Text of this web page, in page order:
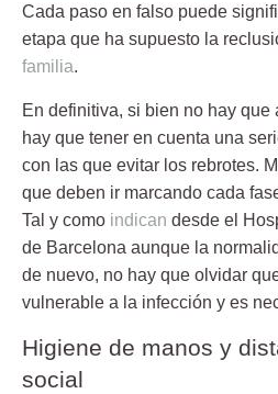
Cada paso en falso puede
etapa que ha supuesto la
familia.
En definitiva, si bien no hay que
hay que tener en cuenta una
con las que evitar los rebrotes.
que deben ir marcando cada
Tal y como indican desde el
de Barcelona aunque la
de nuevo, no hay que olvidar
vulnerable a la infección y es
Higiene de manos y
social